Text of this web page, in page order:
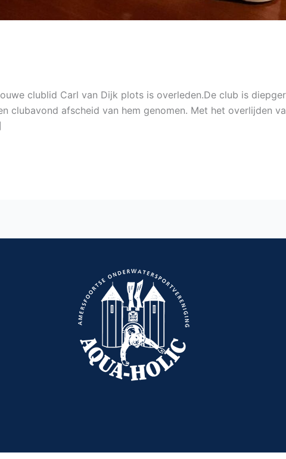
clublid Carl van Dijk plots is overleden.De club is
clubavond afscheid van hem genomen. Met het overlijden